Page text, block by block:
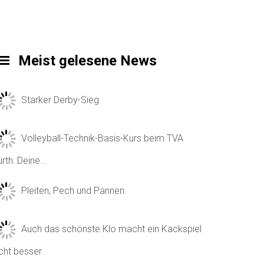
Meist gelesene News
Starker Derby-Sieg
Volleyball-Technik-Basis-Kurs beim TVA
Deine…
Pleiten, Pech und Pannen
Auch das schönste Klo macht ein Kackspiel
besser